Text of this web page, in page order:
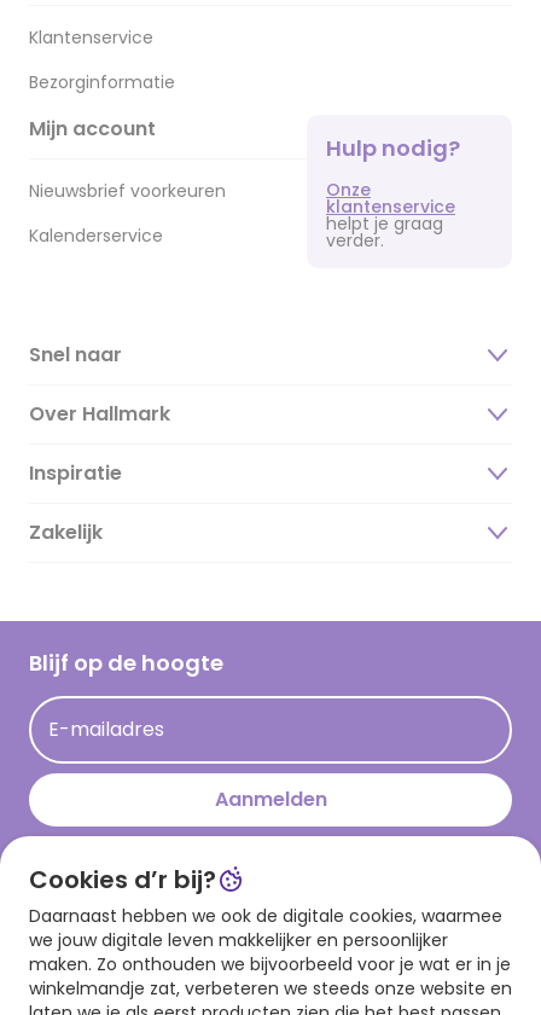
Klantenservice
Bezorginformatie
Mijn account
Nieuwsbrief voorkeuren
Kalenderservice
Hulp nodig?
Onze
klantenservice
helpt je graag
verder.
Snel naar
Over Hallmark
Over ons
Duurzaamheid
Hallmark Kaartclub
Acties
Persberichten
Hallmark en Kinderpostzegels
Inspiratie
Magazine
Cadeau inspiratie
Kaartinspiratie
Zakelijk
Blijf op de hoogte
E-mailadres
Aanmelden
Download onze app
Cookies d’r bij?
Daarnaast hebben we ook de digitale cookies, waarmee
we jouw digitale leven makkelijker en persoonlijker
maken. Zo onthouden we bijvoorbeeld voor je wat er in je
winkelmandje zat, verbeteren we steeds onze website en